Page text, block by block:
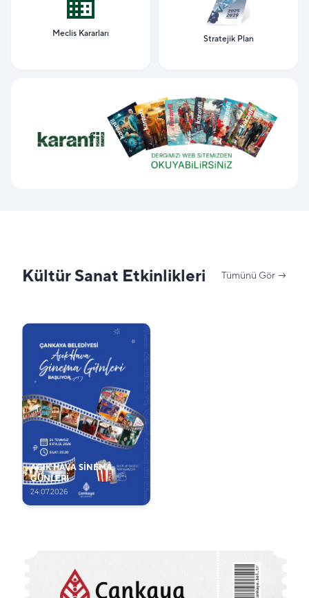
Meclis Kararları
Stratejik Plan
Kültür Sanat Etkinlikleri Tümünü Gör →
AÇIK HAVA SİNEMA
GÜNLERİ
24.07.2026